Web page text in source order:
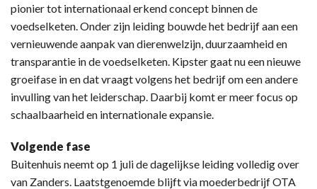
pionier tot internationaal erkend concept binnen de
voedselketen. Onder zijn leiding bouwde het bedrijf aan een
vernieuwende aanpak van dierenwelzijn, duurzaamheid en
transparantie in de voedselketen. Kipster gaat nu een nieuwe
groeifase in en dat vraagt volgens het bedrijf om een andere
invulling van het leiderschap. Daarbij komt er meer focus op
schaalbaarheid en internationale expansie.
Volgende fase
Buitenhuis neemt op 1 juli de dagelijkse leiding volledig over
van Zanders. Laatstgenoemde blijft via moederbedrijf OTA